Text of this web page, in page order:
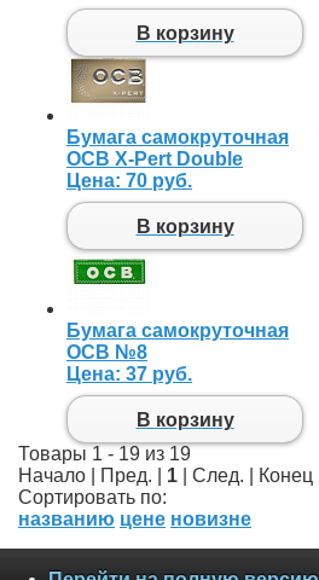
В корзину
Бумага самокруточная
OCB X-Pert Double
Цена: 70 руб.
В корзину
Бумага самокруточная
OCB №8
Цена: 37 руб.
В корзину
Товары 1 - 19 из 19
Начало | Пред. | 1 | След. | Конец
Сортировать по:
названию цене новизне